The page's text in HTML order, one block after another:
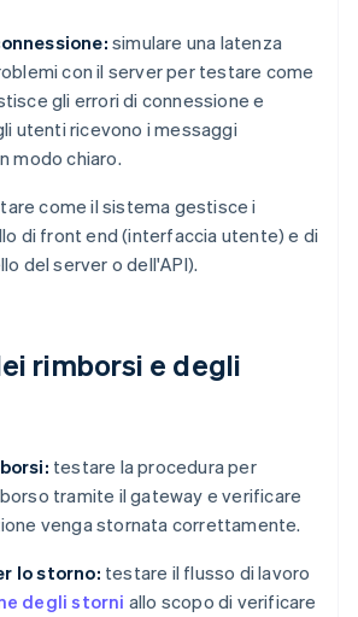
simulare una latenza
con il server per testare come
gli errori di connessione e
utenti ricevono i messaggi
modo chiaro.
come il sistema gestisce i
di front end (interfaccia utente) e di
del server o dell'API).
rimborsi e degli
testare la procedura per
tramite il gateway e verificare
venga stornata correttamente.
lo storno: testare il flusso di lavoro
degli storni allo scopo di verificare